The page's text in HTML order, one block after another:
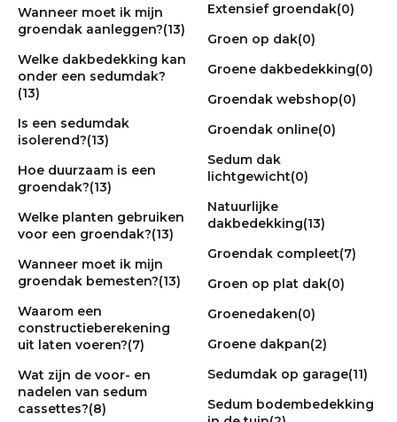
Wanneer moet ik mijn
groendak aanleggen?(13)
Welke dakbedekking kan
onder een sedumdak?
(13)
Is een sedumdak
isolerend?(13)
Hoe duurzaam is een
groendak?(13)
Welke planten gebruiken
voor een groendak?(13)
Wanneer moet ik mijn
groendak bemesten?(13)
Waarom een
constructieberekening
uit laten voeren?(7)
Wat zijn de voor- en
nadelen van sedum
cassettes?(8)
Extensief groendak(0)
Groen op dak(0)
Groene dakbedekking(0)
Groendak webshop(0)
Groendak online(0)
Sedum dak
lichtgewicht(0)
Natuurlijke
dakbedekking(13)
Groendak compleet(7)
Groen op plat dak(0)
Groenedaken(0)
Groene dakpan(2)
Sedumdak op garage(11)
Sedum bodembedekking